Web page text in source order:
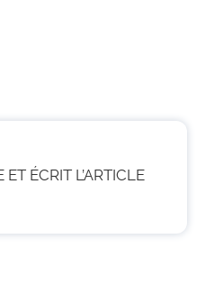
ÉCRIT L’ARTICLE